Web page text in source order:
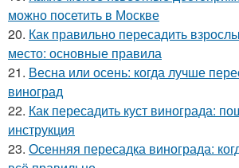
можно посетить в Москве
20. Как правильно пересадить
место: основные правила
21. Весна или осень: когда лучше
виноград
22. Как пересадить куст винограда:
инструкция
23. Осенняя пересадка винограда: